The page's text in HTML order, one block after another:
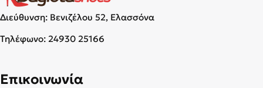
Διεύθυνση: Βενιζέλου 52, Ελασσόνα
Τηλέφωνο: 24930 25166
Επικοινωνία